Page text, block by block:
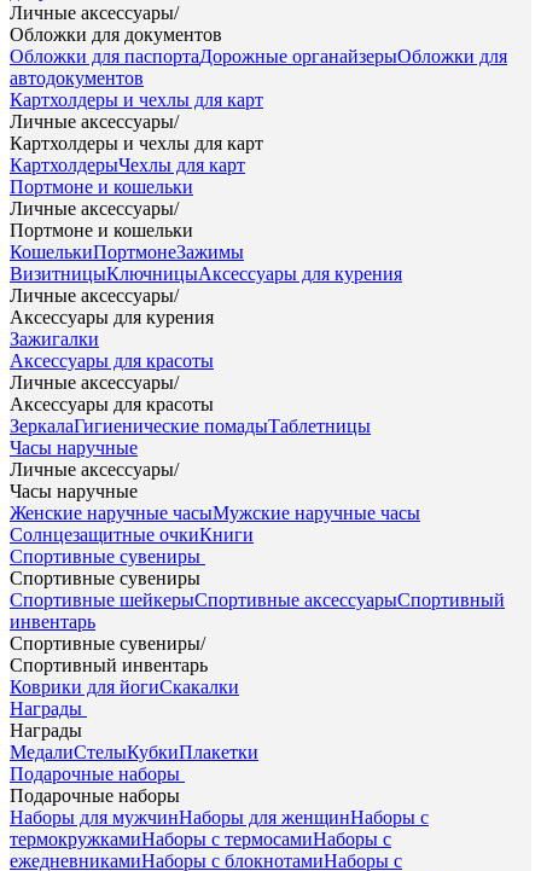
Личные аксессуары/
Обложки для документов
Обложки для паспортаДорожные органайзерыОбложки для
автодокументов
Картхолдеры и чехлы для карт
Личные аксессуары/
Картхолдеры и чехлы для карт
КартхолдерыЧехлы для карт
Портмоне и кошельки
Личные аксессуары/
Портмоне и кошельки
КошелькиПортмонеЗажимы
ВизитницыКлючницыАксессуары для курения
Личные аксессуары/
Аксессуары для курения
Зажигалки
Аксессуары для красоты
Личные аксессуары/
Аксессуары для красоты
ЗеркалаГигиенические помадыТаблетницы
Часы наручные
Личные аксессуары/
Часы наручные
Женские наручные часыМужские наручные часы
Солнцезащитные очкиКниги
Спортивные сувениры
Спортивные сувениры
Спортивные шейкерыСпортивные аксессуарыСпортивный
инвентарь
Спортивные сувениры/
Спортивный инвентарь
Коврики для йогиСкакалки
Награды
Награды
МедалиСтелыКубкиПлакетки
Подарочные наборы
Подарочные наборы
Наборы для мужчинНаборы для женщинНаборы с
термокружкамиНаборы с термосамиНаборы с
ежедневникамиНаборы с блокнотамиНаборы с